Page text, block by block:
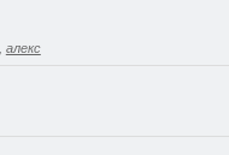
алекс